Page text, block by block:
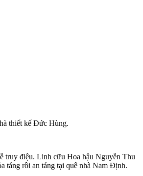
thiết kế Đức Hùng.
truy điệu. Linh cữu Hoa hậu Nguyễn Thu
táng rồi an táng tại quê nhà Nam Định.